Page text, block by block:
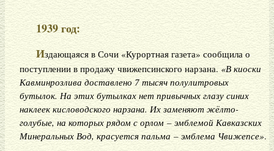
1939 год:
Издающаяся в Сочи «Курортная газета» сообщила о
поступлении в продажу чвижепсинского нарзана. «В киоски
Кавминрозлива доставлено 7 тысяч полулитровых
бутылок. На этих бутылках нет привычных глазу синих
наклеек кисловодского нарзана. Их заменяют жёлто-
голубые, на которых рядом с орлом – эмблемой Кавказских
Минеральных Вод, красуется пальма – эмблема Чвижепсе».